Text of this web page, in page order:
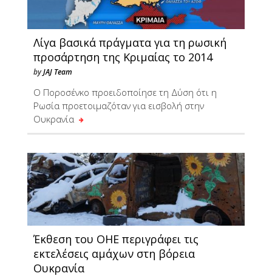
Λίγα βασικά πράγματα για τη ρωσική
προσάρτηση της Κριμαίας το 2014
byJAJ Team
Ο Ποροσένκο προειδοποίησε τη Δύση ότι η
Ρωσία προετοιμαζόταν για εισβολή στην
Ουκρανία
Έκθεση του ΟΗΕ περιγράφει τις
εκτελέσεις αμάχων στη βόρεια
Ουκρανία